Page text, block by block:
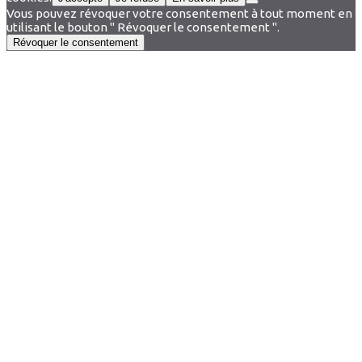
Vous pouvez révoquer votre consentement à tout moment en
utilisant le bouton " Révoquer le consentement ".
Révoquer le consentement